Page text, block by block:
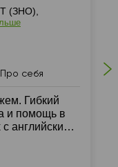
(ЗНО),
Про себя
Гибкий
и помощь в
английским,
только